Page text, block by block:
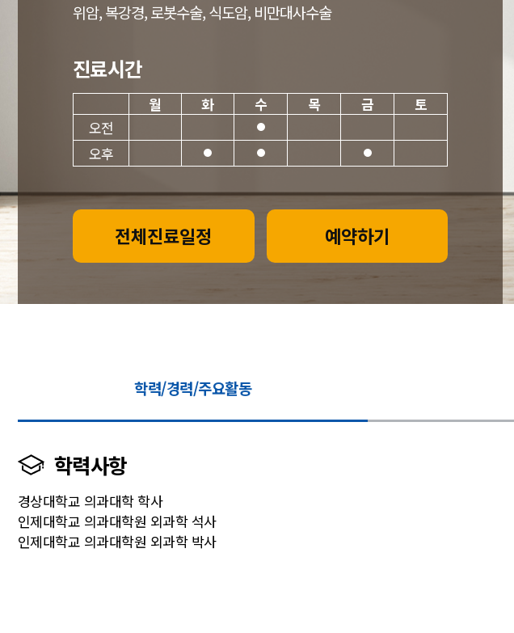
위암, 복강경, 로봇수술, 식도암, 비만대사수술
진료시간
월 화 수 목 금
토
오전
오후
전체진료일정 예약하기
학력/경력/주요활동
학력사항
경상대학교 의과대학 학사
인제대학교 의과대학원 외과학 석사
인제대학교 의과대학원 외과학 박사